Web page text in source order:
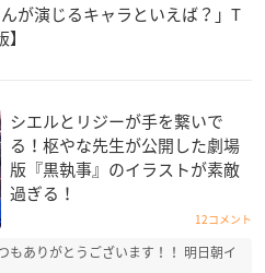
が演じるキャラといえば？」T
シエルとリジーが手を繋いで
る！枢やな先生が公開した劇場
版『黒執事』のイラストが素敵
過ぎる！
12コメント
もありがとうございます！！ 明日朝イ